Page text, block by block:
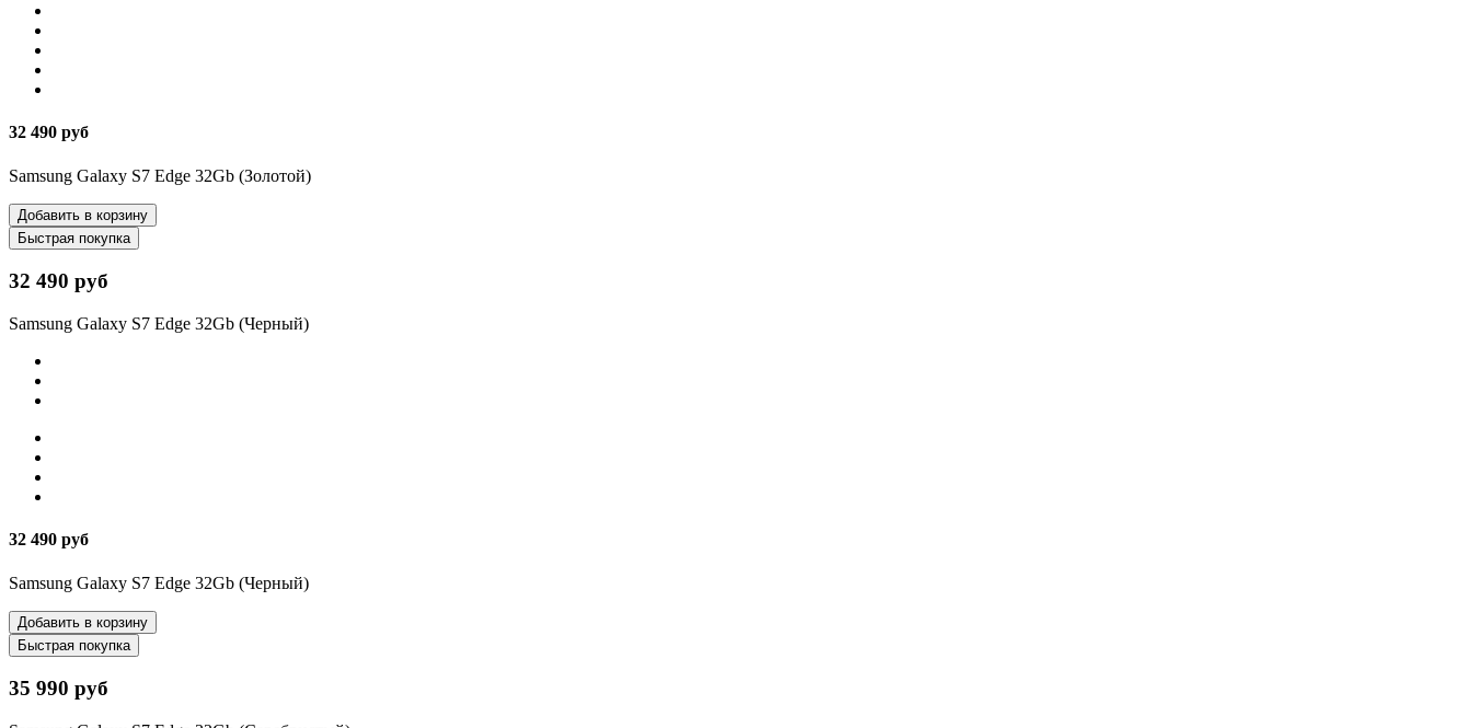
32 490 руб
Samsung Galaxy S7 Edge 32Gb (Золотой)
Добавить в корзину
Быстрая покупка
32 490 руб
Samsung Galaxy S7 Edge 32Gb (Черный)
32 490 руб
Samsung Galaxy S7 Edge 32Gb (Черный)
Добавить в корзину
Быстрая покупка
35 990 руб